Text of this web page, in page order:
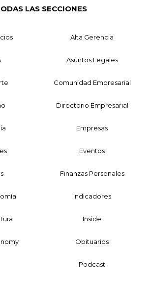
LAS SECCIONES
Alta Gerencia
Asuntos Legales
Comunidad Empresarial
Directorio Empresarial
Empresas
Eventos
Finanzas Personales
Indicadores
Inside
Obituarios
Podcast